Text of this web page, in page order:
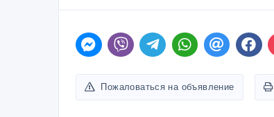
Пожаловаться на объявление